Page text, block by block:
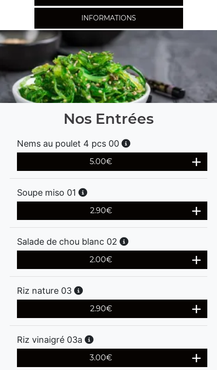
INFORMATIONS
Nos Entrées
Nems au poulet 4 pcs 00
5.00€
Soupe miso 01
2.90€
Salade de chou blanc 02
2.00€
Riz nature 03
2.90€
Riz vinaigré 03a
3.00€